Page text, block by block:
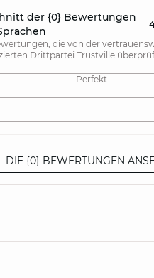
der {0} Bewertungen
die von der
Drittpartei Trustville
Perfekt
DIE {0} BEWERTUNGEN